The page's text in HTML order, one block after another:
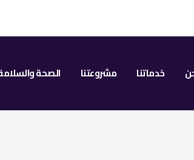
خدماتنا مشروعتنا الصحة